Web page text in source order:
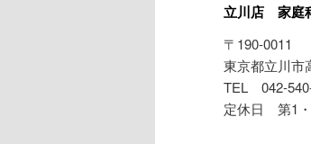
立川店 家庭
〒190-0011
東京都立川市
TEL 042-
定休日 第1